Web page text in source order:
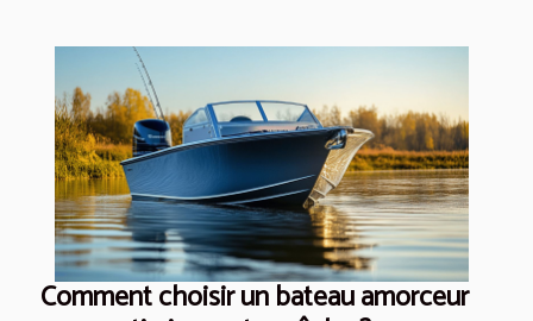
Comment choisir un bateau amorceur